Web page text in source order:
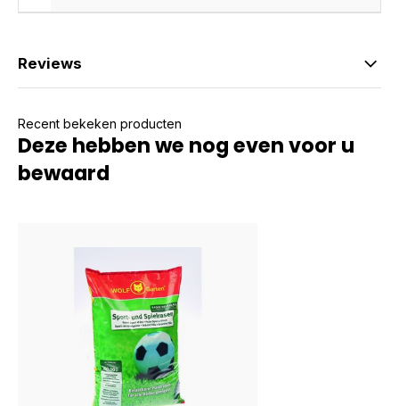
Reviews
Recent bekeken producten
Deze hebben we nog even voor u
bewaard